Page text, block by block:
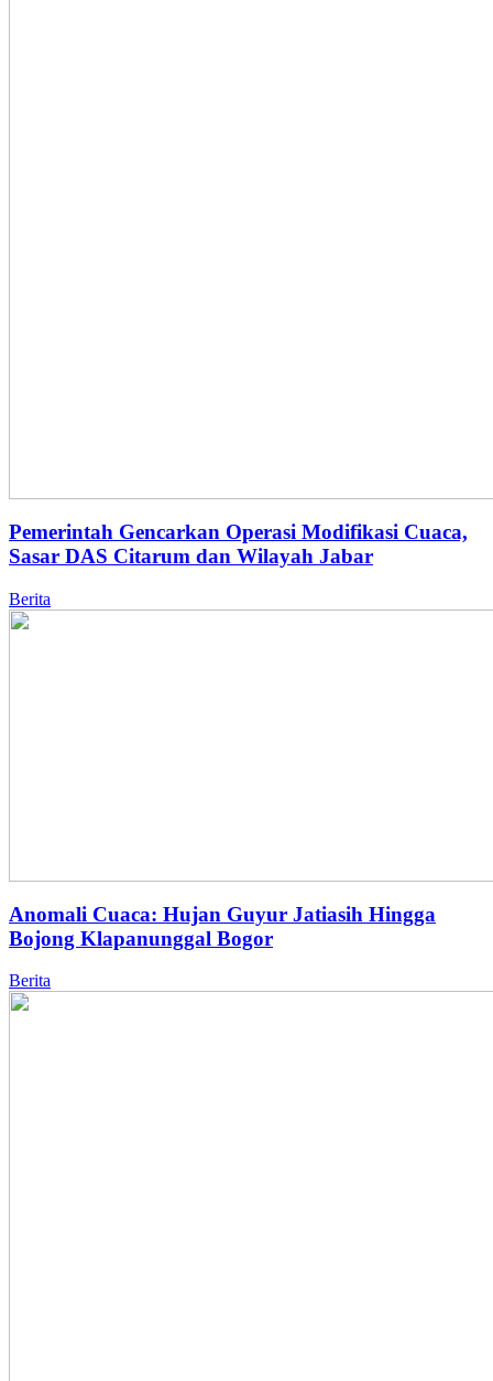
Pemerintah Gencarkan Operasi Modifikasi Cuaca,
Sasar DAS Citarum dan Wilayah Jabar
Berita
Anomali Cuaca: Hujan Guyur Jatiasih Hingga
Bojong Klapanunggal Bogor
Berita